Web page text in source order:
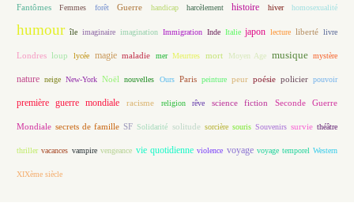
Fantômes Femmes forêt Guerre handicap harcèlement histoire hiver homosexualité
humour île imaginaire imagination Immigration Inde Italie japon lecture liberté livre
Londres loup lycée magie maladie mer Meurtres mort Moyen Age musique mystère
nature neige New-York Noël nouvelles Ours Paris peinture peur poésie policier pouvoir
première guerre mondiale racisme religion rêve science fiction Seconde Guerre
Mondiale secrets de famille SF Solidarité solitude sorcière souris Souvenirs survie théâtre
thriller vacances vampire vengeance vie quotidienne violence voyage voyage temporel Western
XIXème siècle